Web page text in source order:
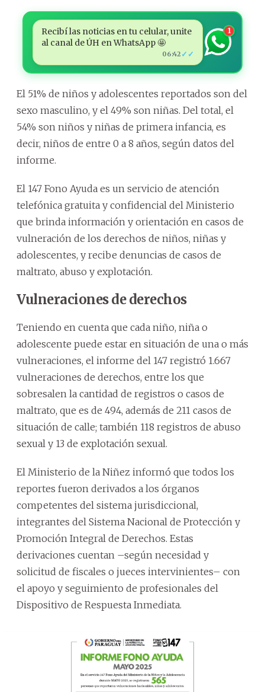
Recibí las noticias en tu celular, unite
al canal de ÚH en WhatsApp 🤩
06:42 ✓✓
1
El 51% de niños y adolescentes reportados son del
sexo masculino, y el 49% son niñas. Del total, el
54% son niños y niñas de primera infancia, es
decir, niños de entre 0 a 8 años, según datos del
informe.
El 147 Fono Ayuda es un servicio de atención
telefónica gratuita y confidencial del Ministerio
que brinda información y orientación en casos de
vulneración de los derechos de niños, niñas y
adolescentes, y recibe denuncias de casos de
maltrato, abuso y explotación.
Vulneraciones de derechos
Teniendo en cuenta que cada niño, niña o
adolescente puede estar en situación de una o más
vulneraciones, el informe del 147 registró 1.667
vulneraciones de derechos, entre los que
sobresalen la cantidad de registros o casos de
maltrato, que es de 494, además de 211 casos de
situación de calle; también 118 registros de abuso
sexual y 13 de explotación sexual.
El Ministerio de la Niñez informó que todos los
reportes fueron derivados a los órganos
competentes del sistema jurisdiccional,
integrantes del Sistema Nacional de Protección y
Promoción Integral de Derechos. Estas
derivaciones cuentan –según necesidad y
solicitud de fiscales o jueces intervinientes– con
el apoyo y seguimiento de profesionales del
Dispositivo de Respuesta Inmediata.